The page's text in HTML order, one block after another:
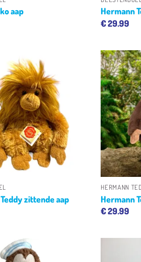
aap
Hermann
€29.99
Toevoegen
verlanglijst
zittende aap
+
HERMANN
Hermann
€29.99